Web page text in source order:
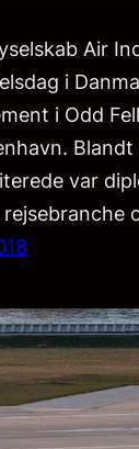
Air
i
i Odd
Blandt
var